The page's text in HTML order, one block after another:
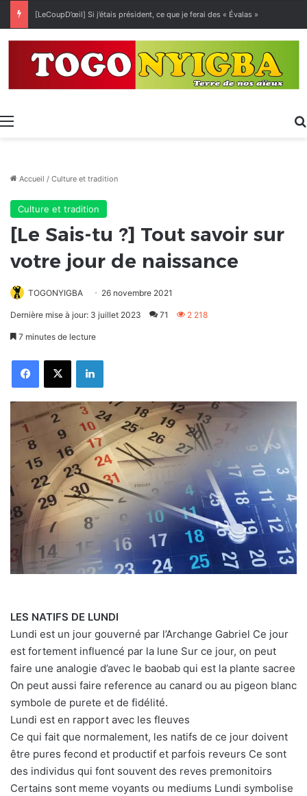
[LeCoupD’œil] Si j’étais président, ce que je ferai des « Évalas »
Menu
Accueil / Culture et tradition
Culture et tradition
[Le Sais-tu ?] Tout savoir sur
votre jour de naissance
TOGONYIGBA 26 novembre 2021
Dernière mise à jour: 3 juillet 2023 71 2 218
7 minutes de lecture
FacebookX Linkedin
LES NATIFS DE LUNDI
Lundi est un jour gouverné par l’Archange Gabriel Ce jour
est fortement influencé par la lune Sur ce jour, on peut
faire une analogie d’avec le baobab qui est la plante sacree
On peut aussi faire reference au canard ou au pigeon blanc
symbole de purete et de fidélité.
Lundi est en rapport avec les fleuves
Ce qui fait que normalement, les natifs de ce jour doivent
être pures fecond et productif et parfois reveurs Ce sont
des individus qui font souvent des reves premonitoirs
Certains sont meme voyants ou mediums Lundi symbolise